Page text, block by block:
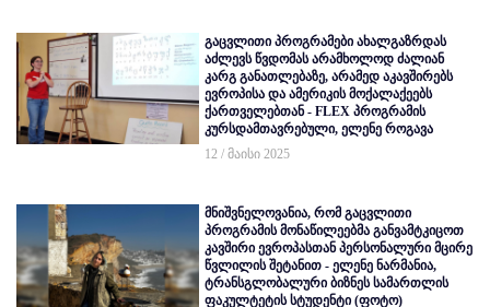
გაცვლითი პროგრამები ახალგაზრდას
აძლევს წვდომას არამხოლოდ ძალიან
კარგ განათლებაზე, არამედ აკავშირებს
ევროპისა და ამერიკის მოქალაქეებს
ქართველებთან - FLEX პროგრამის
კურსდამთავრებული, ელენე როგავა
12 / მაისი 2025
მნიშვნელოვანია, რომ გაცვლითი
პროგრამის მონაწილეებმა განვამტკიცოთ
კავშირი ევროპასთან პერსონალური მცირე
წვლილის შეტანით - ელენე ნარმანია,
ტრანსგლობალური ბიზნეს სამართლის
ფაკულტეტის სტუდენტი (ფოტო)